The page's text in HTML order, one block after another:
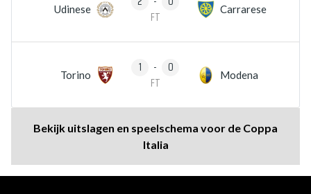
Udinese
FT
Carrarese
Torino 1 -
0
FT
Modena
Bekijk uitslagen en speelschema voor de Coppa
Italia